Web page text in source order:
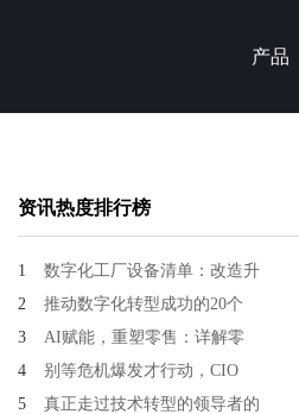
产品
资讯热度排行榜
1
数字化工厂设备清单：改造升
2
推动数字化转型成功的20个
3
AI赋能，重塑零售：详解零
4
别等危机爆发才行动，CIO
5
真正走过技术转型的领导者的